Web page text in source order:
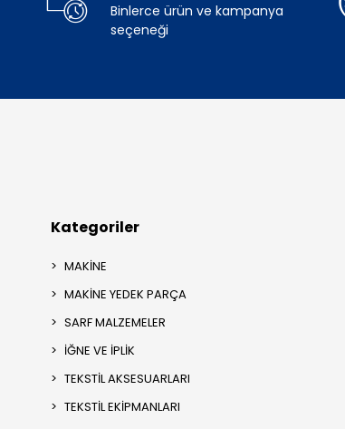
Binlerce ürün ve kampanya
seçeneği
Kategoriler
MAKİNE
MAKİNE YEDEK PARÇA
SARF MALZEMELER
İĞNE VE İPLİK
TEKSTİL AKSESUARLARI
TEKSTİL EKİPMANLARI